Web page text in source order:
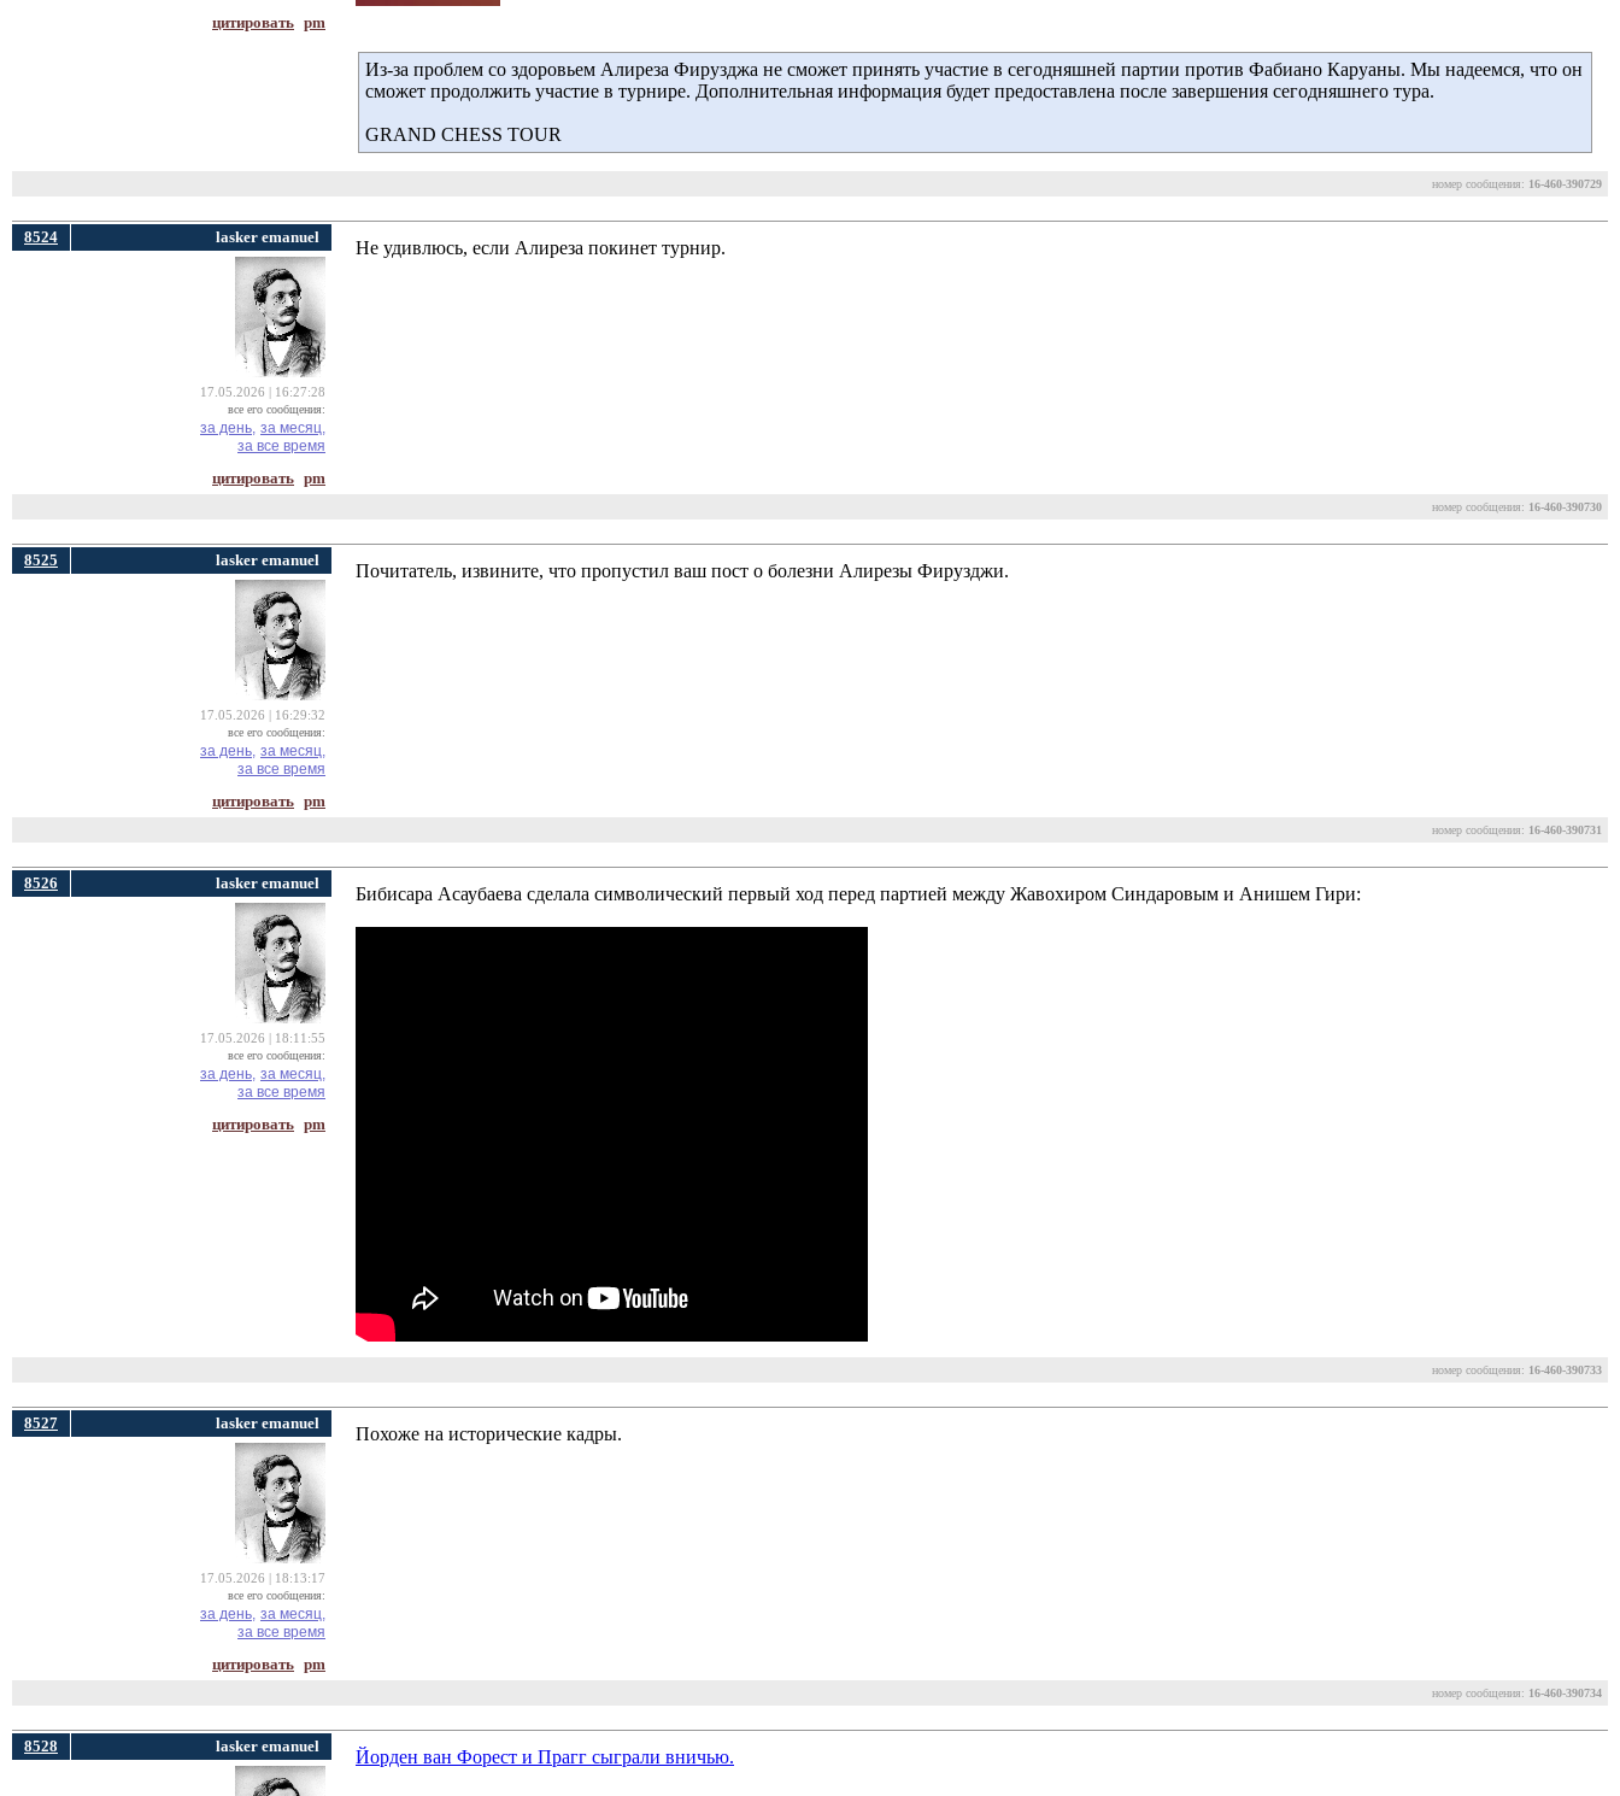
цитировать pm
Из-за проблем со здоровьем Алиреза Фирузджа не сможет принять участие в сегодняшней партии против Фабиано Каруаны. Мы надеемся, что он
сможет продолжить участие в турнире. Дополнительная информация будет предоставлена после завершения сегодняшнего тура.
GRAND CHESS TOUR
номер сообщения: 16-460-390729
8524 lasker emanuel
17.05.2026 | 16:27:28
все его сообщения:
за день, за месяц,
за все время
цитировать pm
Не удивлюсь, если Алиреза покинет турнир.
номер сообщения: 16-460-390730
8525 lasker emanuel
17.05.2026 | 16:29:32
все его сообщения:
за день, за месяц,
за все время
цитировать pm
Почитатель, извините, что пропустил ваш пост о болезни Алирезы Фирузджи.
номер сообщения: 16-460-390731
8526 lasker emanuel
17.05.2026 | 18:11:55
все его сообщения:
за день, за месяц,
за все время
цитировать pm
Бибисара Асаубаева сделала символический первый ход перед партией между Жавохиром Синдаровым и Анишем Гири:
номер сообщения: 16-460-390733
8527 lasker emanuel
17.05.2026 | 18:13:17
все его сообщения:
за день, за месяц,
за все время
цитировать pm
Похоже на исторические кадры.
номер сообщения: 16-460-390734
8528 lasker emanuel
Йорден ван Форест и Прагг сыграли вничью.